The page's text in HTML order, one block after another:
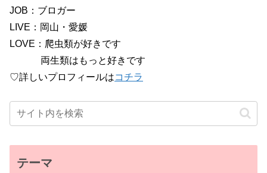
JOB：ブロガー
LIVE：岡山・愛媛
LOVE：爬虫類が好きです
両生類はもっと好きです
♡詳しいプロフィールはコチラ
テーマ